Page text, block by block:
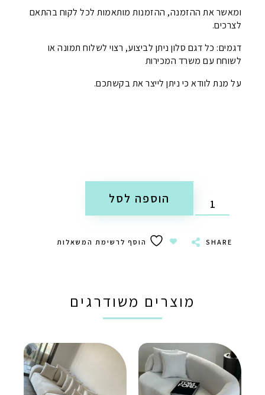
ומאשר את ההזמנה, ההזמנות מותאמות לכל לקוח בהתאם
לצרכים.
דגמים: כל דגם סלון ניתן לביצוע, רצוי לשלוח תמונה או
לשוחח עם משרד המכירות
על מנת לוודא כי ניתן לייצר את בקשתכם.
הוספה לסל
SHARE הוסף לרשימת המשאלות
מוצרים משודרגים